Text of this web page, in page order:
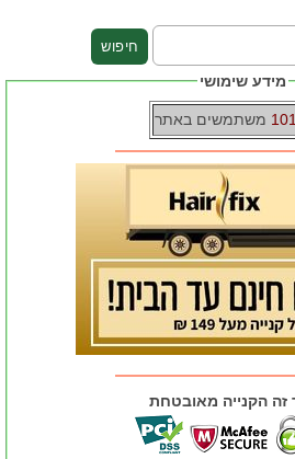
מידע שימושי
101 משתמשים באתר